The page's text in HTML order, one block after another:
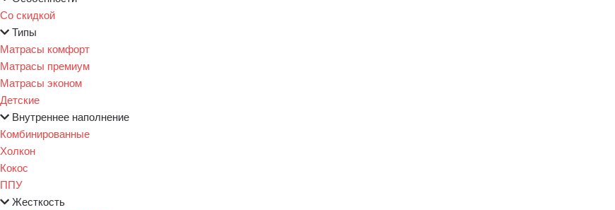
Со скидкой
Типы
Матрасы комфорт
Матрасы премиум
Матрасы эконом
Детские
Внутреннее наполнение
Комбинированные
Холкон
Кокос
ППУ
Жесткость